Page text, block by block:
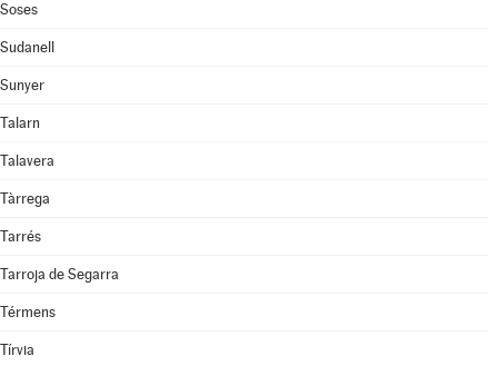
Soses
Sudanell
Sunyer
Talarn
Talavera
Tàrrega
Tarrés
Tarroja de Segarra
Térmens
Tírvia